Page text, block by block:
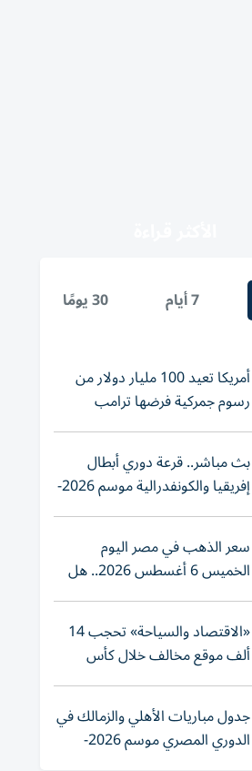
7 أيام 30 يومًا
أمريكا تعيد 100 مليار دولار من
رسوم جمركية فرضها ترامب
بث مباشر.. قرعة دوري أبطال
إفريقيا والكونفدرالية موسم 2026-
2027
سعر الذهب في مصر اليوم
الخميس 6 أغسطس 2026.. هل
تنوي الشراء؟
«الاقتصاد والسياحة» تحجب 14
ألف موقع مخالف خلال كأس
العالم 2026
جدول مباريات الأهلي والزمالك في
الدوري المصري موسم 2026-